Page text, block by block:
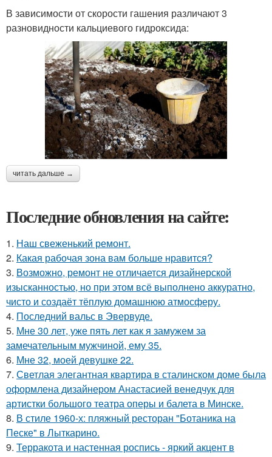
В зависимости от скорости гашения различают 3
разновидности кальциевого гидроксида:
читать дальше →
Последние обновления на сайте:
1. Наш свеженький ремонт.
2. Какая рабочая зона вам больше нравится?
3. Возможно, ремонт не отличается дизайнерской
изысканностью, но при этом всё выполнено аккуратно,
чисто и создаёт тёплую домашнюю атмосферу.
4. Последний вальс в Эвервуде.
5. Мне 30 лет, уже пять лет как я замужем за
замечательным мужчиной, ему 35.
6. Мне 32, моей девушке 22.
7. Светлая элегантная квартира в сталинском доме была
оформлена дизайнером Анастасией венедчук для
артистки большого театра оперы и балета в Минске.
8. В стиле 1960-х: пляжный ресторан "Ботаника на
Песке" в Лыткарино.
9. Терракота и настенная роспись - яркий акцент в